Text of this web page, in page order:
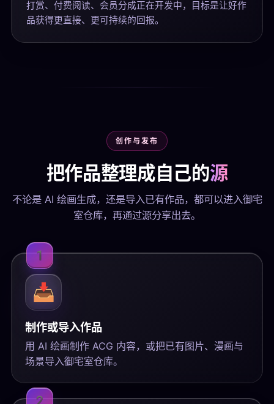
打赏、付费阅读、会员分成正在开发中，目标是让好作
品获得更直接、更可持续的回报。
创作与发布
把作品整理成自己的源
不论是 AI 绘画生成，还是导入已有作品，都可以进入御宅
室仓库，再通过源分享出去。
1
📥
制作或导入作品
用 AI 绘画制作 ACG 内容，或把已有图片、漫画与
场景导入御宅室仓库。
2